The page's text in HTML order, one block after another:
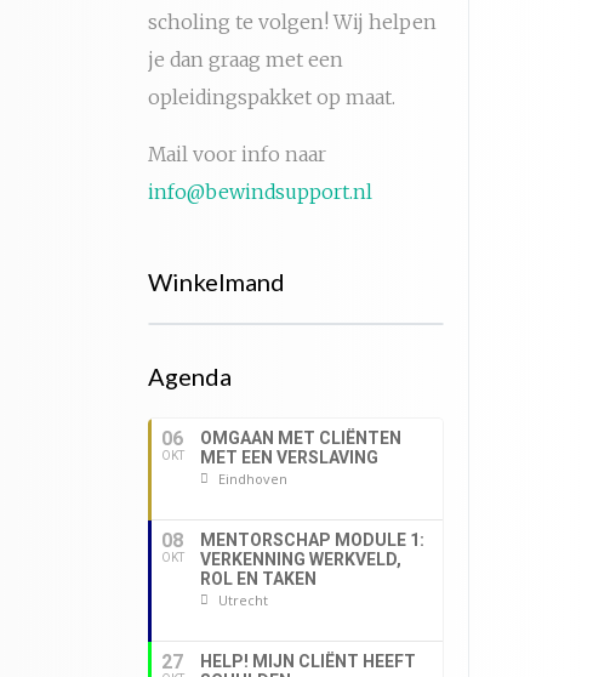
scholing te volgen! Wij helpen
je dan graag met een
opleidingspakket op maat.
Mail voor info naar
info@bewindsupport.nl
Winkelmand
Agenda
06
OKT
OMGAAN MET CLIËNTEN
MET EEN VERSLAVING
Eindhoven
08
OKT
MENTORSCHAP MODULE 1:
VERKENNING WERKVELD,
ROL EN TAKEN
Utrecht
27
HELP! MIJN CLIËNT HEEFT